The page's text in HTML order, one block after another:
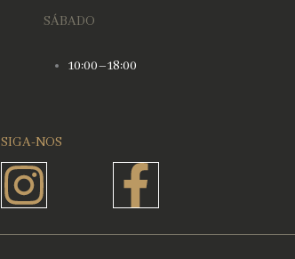
SÁBADO
10:00–18:00
SIGA-NOS
Instagram
f